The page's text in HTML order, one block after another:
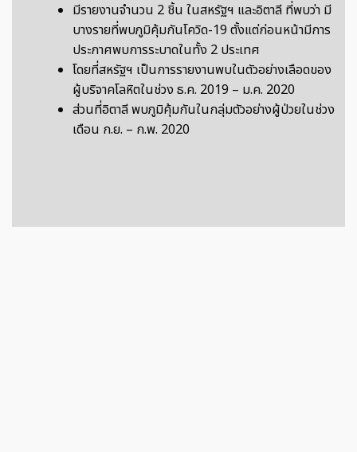
มีรายงานจำนวน 2 ชิ้น ในสหรัฐฯ และอิตาลี ที่พบว่า มี
บางรายที่พบภูมิคุ้มกันโควิด-19 ตั้งแต่ก่อนหน้ามีการ
ประกาศพบการระบาดในทั้ง 2 ประเทศ
โดยที่สหรัฐฯ เป็นการรายงานพบในตัวอย่างเลือดของ
ผู้บริจาคโลหิตในช่วง ธ.ค. 2019 – ม.ค. 2020
ส่วนที่อิตาลี พบภูมิคุ้มกันในกลุ่มตัวอย่างผู้ป่วยในช่วง
เดือน ก.ย. – ก.พ. 2020